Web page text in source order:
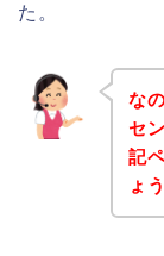
た。
な
セ
記
ょ